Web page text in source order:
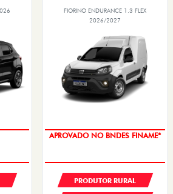
FIORINO ENDURANCE 1.3 FLEX
2026/2027
APROVADO NO BNDES FINAME*
PRODUTOR RURAL